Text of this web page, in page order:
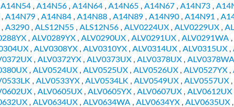
A14N54 , A14N56 , A14N64 , A14N65 , A14N67 , A14N73 ,
, A14N79 , A14N84 , A14N88 , A14N89 , A14N90 , A14N91 ,
, A3290 , ALS12N55 , ALS12N56 , ALV0224UX , ALV0229UX ,
, ALV0289YX , ALV0290UX , ALV0291UX , ALV0291WA ,
, ALV0308YX , ALV0310YX , ALV0314UX , ALV0315UX ,
, ALV0372YX , ALV0373UX , ALV0378UX , ALV0378WA
, ALV0524UX , ALV0525UX , ALV0526UX , ALV0527YX ,
, ALV0533YX , ALV0534LK , ALV0549UX , ALV0557UX ,
, ALV0605UX , ALV0605YX , ALV0607UX , ALV0612UX
, ALV0634UX , ALV0634WA , ALV0634YX , ALV0635UX ,